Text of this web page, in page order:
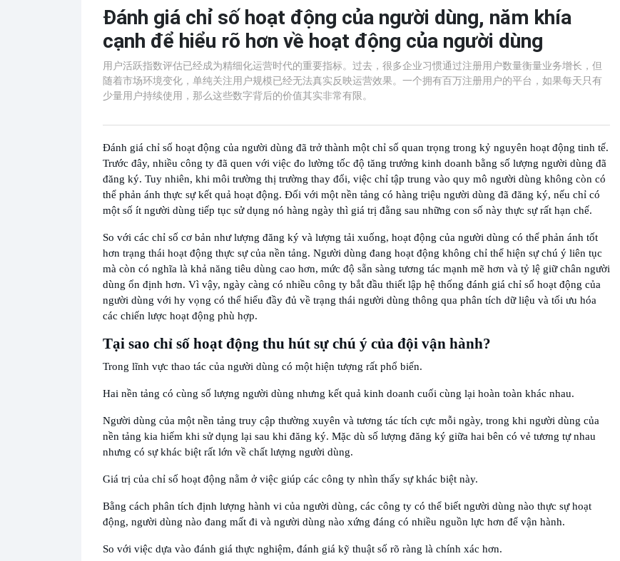
Đánh giá chỉ số hoạt động của người dùng, năm khía
cạnh để hiểu rõ hơn về hoạt động của người dùng
用户活跃指数评估已经成为精细化运营时代的重要指标。过去，很多企业习惯通过注册用户数量衡量业务增长，但
随着市场环境变化，单纯关注用户规模已经无法真实反映运营效果。一个拥有百万注册用户的平台，如果每天只有
少量用户持续使用，那么这些数字背后的价值其实非常有限。
Đánh giá chỉ số hoạt động của người dùng đã trở thành một chỉ số quan trọng trong kỷ nguyên hoạt động tinh tế.
Trước đây, nhiều công ty đã quen với việc đo lường tốc độ tăng trưởng kinh doanh bằng số lượng người dùng đã
đăng ký. Tuy nhiên, khi môi trường thị trường thay đổi, việc chỉ tập trung vào quy mô người dùng không còn có
thể phản ánh thực sự kết quả hoạt động. Đối với một nền tảng có hàng triệu người dùng đã đăng ký, nếu chỉ có
một số ít người dùng tiếp tục sử dụng nó hàng ngày thì giá trị đằng sau những con số này thực sự rất hạn chế.
So với các chỉ số cơ bản như lượng đăng ký và lượng tải xuống, hoạt động của người dùng có thể phản ánh tốt
hơn trạng thái hoạt động thực sự của nền tảng. Người dùng đang hoạt động không chỉ thể hiện sự chú ý liên tục
mà còn có nghĩa là khả năng tiêu dùng cao hơn, mức độ sẵn sàng tương tác mạnh mẽ hơn và tỷ lệ giữ chân người
dùng ổn định hơn. Vì vậy, ngày càng có nhiều công ty bắt đầu thiết lập hệ thống đánh giá chỉ số hoạt động của
người dùng với hy vọng có thể hiểu đầy đủ về trạng thái người dùng thông qua phân tích dữ liệu và tối ưu hóa
các chiến lược hoạt động phù hợp.
Tại sao chỉ số hoạt động thu hút sự chú ý của đội vận hành?
Trong lĩnh vực thao tác của người dùng có một hiện tượng rất phổ biến.
Hai nền tảng có cùng số lượng người dùng nhưng kết quả kinh doanh cuối cùng lại hoàn toàn khác nhau.
Người dùng của một nền tảng truy cập thường xuyên và tương tác tích cực mỗi ngày, trong khi người dùng của
nền tảng kia hiếm khi sử dụng lại sau khi đăng ký. Mặc dù số lượng đăng ký giữa hai bên có vẻ tương tự nhau
nhưng có sự khác biệt rất lớn về chất lượng người dùng.
Giá trị của chỉ số hoạt động nằm ở việc giúp các công ty nhìn thấy sự khác biệt này.
Bằng cách phân tích định lượng hành vi của người dùng, các công ty có thể biết người dùng nào thực sự hoạt
động, người dùng nào đang mất đi và người dùng nào xứng đáng có nhiều nguồn lực hơn để vận hành.
So với việc dựa vào đánh giá thực nghiệm, đánh giá kỹ thuật số rõ ràng là chính xác hơn.